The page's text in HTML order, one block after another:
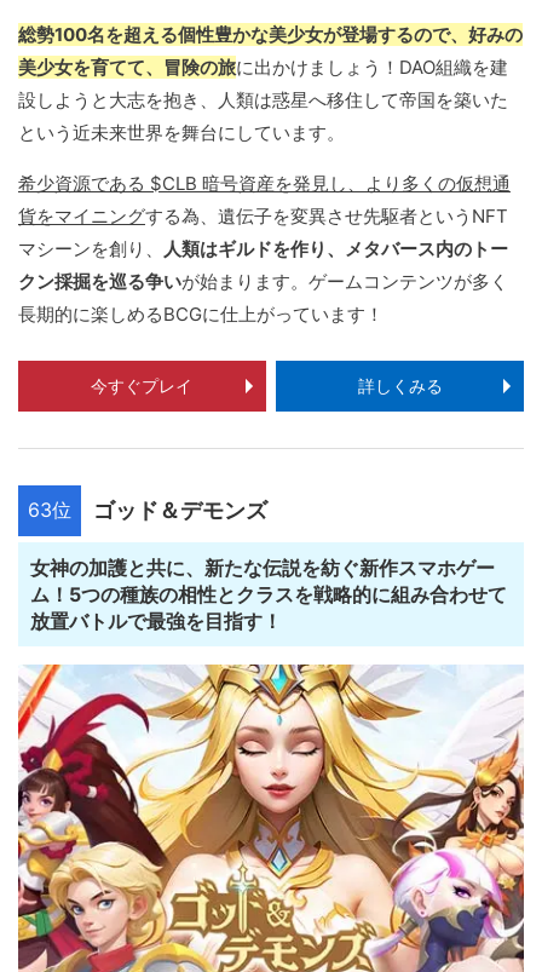
総勢100名を超える個性豊かな美少女が登場するので、好みの
美少女を育てて、冒険の旅に出かけましょう！DAO組織を建
設しようと大志を抱き、人類は惑星へ移住して帝国を築いた
という近未来世界を舞台にしています。
希少資源である $CLB 暗号資産を発見し、より多くの仮想通
貨をマイニングする為、遺伝子を変異させ先駆者というNFT
マシーンを創り、
人類はギルドを作り、メタバース内のトー
クン採掘を巡る争いが始まります。ゲームコンテンツが多く
長期的に楽しめるBCGに仕上がっています！
今すぐプレイ 詳しくみる
63位 ゴッド＆デモンズ
女神の加護と共に、新たな伝説を紡ぐ新作スマホゲー
ム！5つの種族の相性とクラスを戦略的に組み合わせて
放置バトルで最強を目指す！